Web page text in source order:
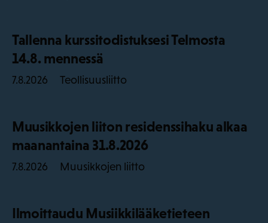
Tallenna kurssitodistuksesi Telmosta
14.8. mennessä
7.8.2026 Teollisuusliitto
Muusikkojen liiton residenssihaku alkaa
maanantaina 31.8.2026
7.8.2026 Muusikkojen liitto
Ilmoittaudu Musiikkilääketieteen